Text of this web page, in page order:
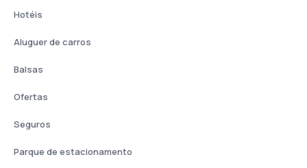
Hotéis
Aluguer de carros
Balsas
Ofertas
Seguros
Parque de estacionamento